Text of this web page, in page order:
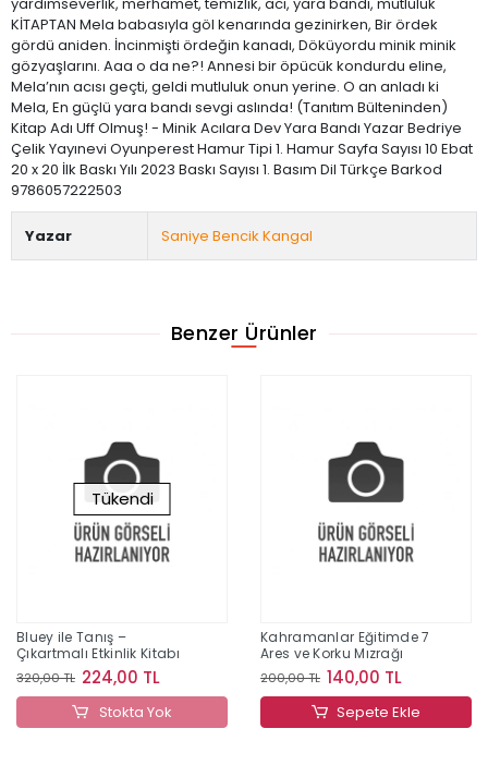
KİTAPTAN Mela babasıyla göl kenarında gezinirken, Bir ördek
gördü aniden. İncinmişti ördeğin kanadı, Döküyordu minik minik
gözyaşlarını. Aaa o da ne?! Annesi bir öpücük kondurdu eline,
Mela’nın acısı geçti, geldi mutluluk onun yerine. O an anladı ki
Mela, En güçlü yara bandı sevgi aslında! (Tanıtım Bülteninden)
Kitap Adı Uff Olmuş! - Minik Acılara Dev Yara Bandı Yazar Bedriye
Çelik Yayınevi Oyunperest Hamur Tipi 1. Hamur Sayfa Sayısı 10 Ebat
20 x 20 İlk Baskı Yılı 2023 Baskı Sayısı 1. Basım Dil Türkçe Barkod
9786057222503
Yazar Saniye Bencik Kangal
Benzer Ürünler
Tükendi
Bluey ile Tanış –
Çıkartmalı Etkinlik Kitabı
320,00 TL 224,00 TL
Stokta Yok
Kahramanlar Eğitimde 7
Ares ve Korku Mızrağı
200,00 TL 140,00 TL
Sepete Ekle